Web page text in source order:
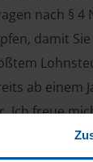
nach § 4
damit
ab einem
Ich freue